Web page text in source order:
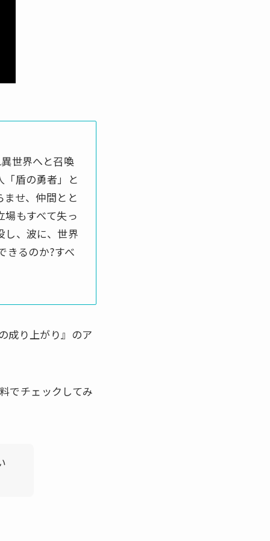
世界へと召喚
盾の勇者」と
せ、仲間とと
もすべて失っ
し、波に、世界
きるのか?すべ
成り上がり』のア
でチェックしてみ